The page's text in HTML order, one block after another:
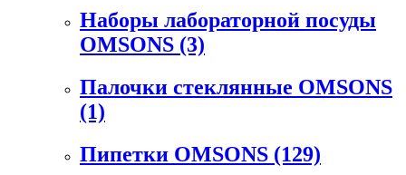
Наборы лабораторной посуды
OMSONS (3)
Палочки стеклянные OMSONS
(1)
Пипетки OMSONS (129)